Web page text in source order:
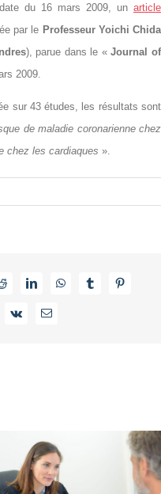
du 16 mars 2009, unarticle
par le Professeur Yoichi Chida
), parue dans le «Journal of
2009
sur 43 études, les résultats sont
de maladie coronarienne chez
chez les cardiaques ».
RedditLinkedInWhatsAppTumblrPinterest
Vk Email